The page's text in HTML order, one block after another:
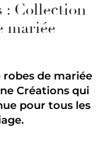
: Collection
mariée
de mariée
Créations qui
pour tous les